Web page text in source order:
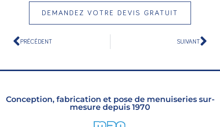
DEMANDEZ VOTRE DEVIS GRATUIT
PRÉCÉDENT SUIVANT
Conception, fabrication et pose de menuiseries sur-
mesure depuis 1970